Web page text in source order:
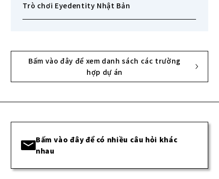
Trò chơi Eyedentity Nhật Bản
Bấm vào đây để xem danh sách các trường
hợp dự án
Bấm vào đây để có nhiều câu hỏi khác
nhau